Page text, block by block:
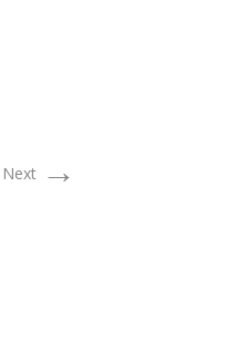
Next →